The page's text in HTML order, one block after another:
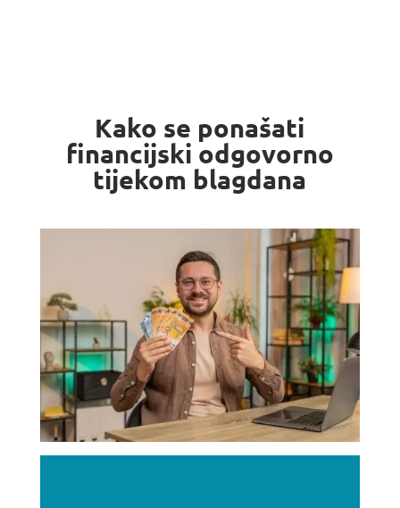
Kako se ponašati
financijski odgovorno
tijekom blagdana